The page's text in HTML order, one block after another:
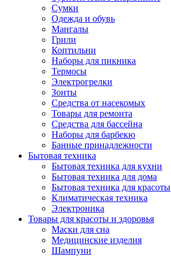
Сумки
Одежда и обувь
Мангалы
Грили
Коптильни
Наборы для пикника
Термосы
Электрогрелки
Зонты
Средства от насекомых
Товары для ремонта
Средства для бассейна
Наборы для барбекю
Банные принадлежности
Бытовая техника
Бытовая техника для кухни
Бытовая техника для дома
Бытовая техника для красоты
Климатическая техника
Электроника
Товары для красоты и здоровья
Маски для сна
Медицинские изделия
Шампуни